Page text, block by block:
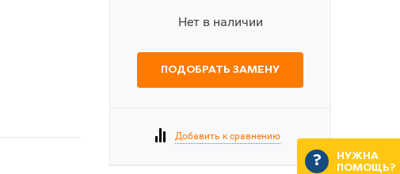
Нет в наличии
ПОДОБРАТЬ ЗАМЕНУ
Добавить к сравнению
НУЖНА
ПОМОЩЬ?